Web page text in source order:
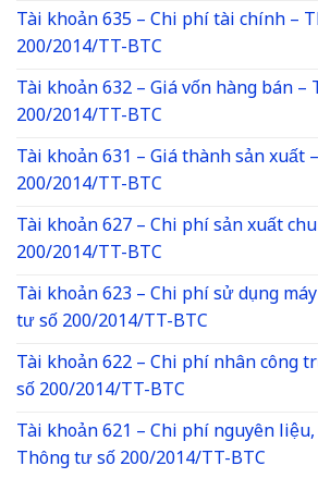
Tài khoản 635 – Chi phí tài chính –
200/2014/TT-BTC
Tài khoản 632 – Giá vốn hàng bán
200/2014/TT-BTC
Tài khoản 631 – Giá thành sản xuất
200/2014/TT-BTC
Tài khoản 627 – Chi phí sản xuất
200/2014/TT-BTC
Tài khoản 623 – Chi phí sử dụng
tư số 200/2014/TT-BTC
Tài khoản 622 – Chi phí nhân công
số 200/2014/TT-BTC
Tài khoản 621 – Chi phí nguyên
Thông tư số 200/2014/TT-BTC